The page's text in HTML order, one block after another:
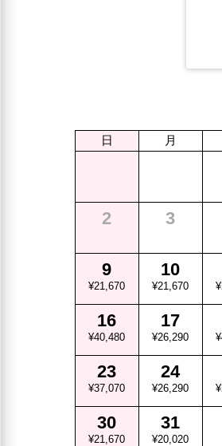
日 月
2 3
9
¥21,670
10
¥21,670
16
¥40,480
17
¥26,290
23
¥37,070
24
¥26,290
30
¥21,670
31
¥20,020